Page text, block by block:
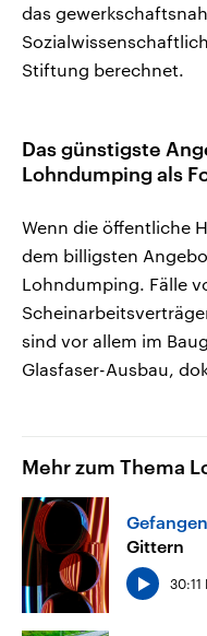
das
Stiftung berechnet.
Das günstigste
Lohndumping als
Wenn die öffentliche
dem billigsten
Lohndumping. Fälle
sind vor allem im
Glasfaser-Ausbau,
Mehr zum Thema
Gittern
30:11